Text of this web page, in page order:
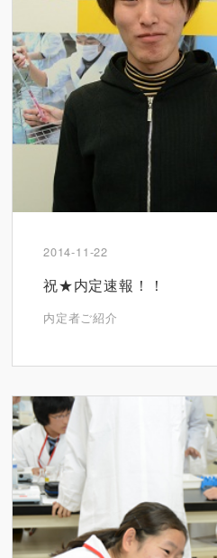
2014-11-22
祝★内定速報！！
内定者ご紹介